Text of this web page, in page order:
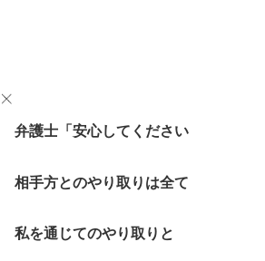
弁護士「安心してください
相手方とのやり取りは全て
私を通じてのやり取りと